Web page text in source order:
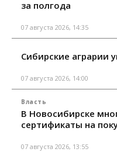
за полгода
07 августа 2026, 14:35
Сибирские аграрии
07 августа 2026, 14:00
Власть
В Новосибирске
сертификаты на
07 августа 2026, 13:55